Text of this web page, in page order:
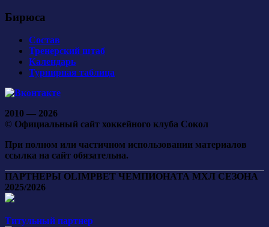
Бирюса
Состав
Тренерский штаб
Календарь
Турнирная таблица
2010 — 2026
© Официальный сайт хоккейного клуба Сокол
При полном или частичном использовании материалов
ссылка на сайт обязательна.
ПАРТНЕРЫ OLIMPBET ЧЕМПИОНАТА МХЛ СЕЗОНА
2025/2026
Титульный партнер